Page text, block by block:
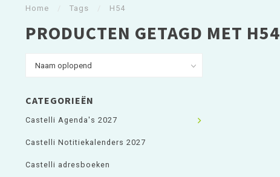
Home Tags H54
PRODUCTEN GETAGD MET H54
CATEGORIEËN
Castelli Agenda's 2027
Castelli Notitiekalenders 2027
Castelli adresboeken